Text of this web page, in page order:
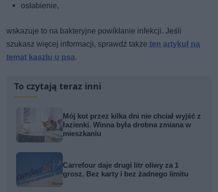
osłabienie,
wskazuje to na bakteryjne powikłanie infekcji. Jeśli
szukasz więcej informacji, sprawdź takżeten artykuł na
temat kaszlu u psa.
To czytają teraz inni
Mój kot przez kilka dni nie chciał wyjść z
łazienki. Winna była drobna zmiana w
mieszkaniu
Carrefour daje drugi litr oliwy za 1
grosz. Bez karty i bez żadnego limitu